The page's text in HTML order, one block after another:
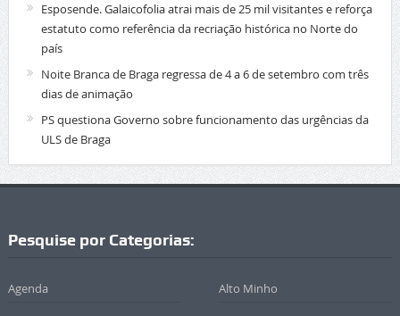
Esposende. Galaicofolia atrai mais de 25 mil visitantes e reforça
estatuto como referência da recriação histórica no Norte do
país
Noite Branca de Braga regressa de 4 a 6 de setembro com três
dias de animação
PS questiona Governo sobre funcionamento das urgências da
ULS de Braga
Pesquise por Categorias:
Agenda Alto Minho